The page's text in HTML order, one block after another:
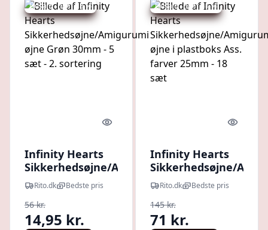
Udsalg - spar 73 %
Quick look
Infinity Hearts
Sikkerhedsøjne/Amigurumi
øjne Grøn 30mm - 5 sæt - 2.
sortering
Rito.dk Bedste pris
56 kr.
14,95 kr.
Udsalg - spar 51 %
Quick
Infinity Hearts
Sikkerhedsøjne/
øjne i plastboks Ass.
25mm - 18 sæt
Rito.dk Bedste pris
145 kr.
71 kr.